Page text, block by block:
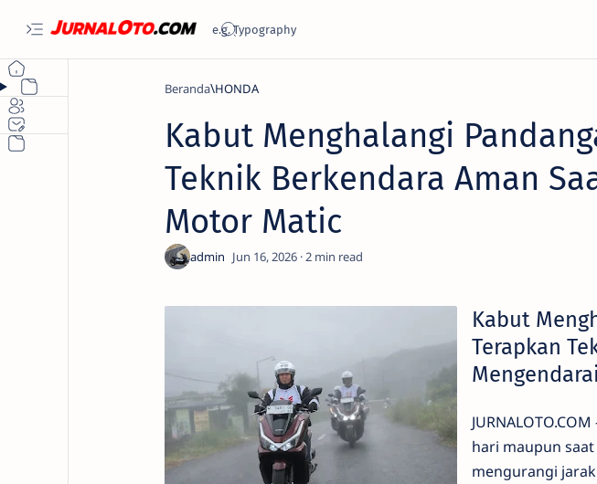
Beranda HONDA
Kabut Menghalangi
Teknik Berkendara Aman
Motor Matic
2
Kabut
Terapkan
hari maupun
mengurangi